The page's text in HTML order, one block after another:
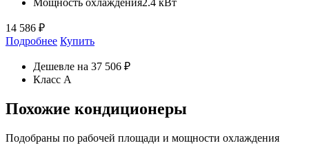
Мощность охлаждения2.4 кВт
14 586 ₽
Подробнее Купить
Дешевле на 37 506 ₽
Класс A
Похожие кондиционеры
Подобраны по рабочей площади и мощности охлаждения